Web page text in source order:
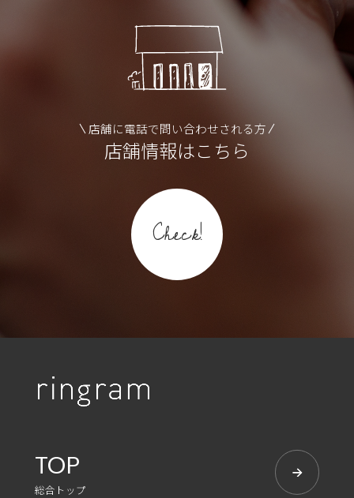
店舗に電話で問い合わせされる方
店舗情報はこちら
Check!
TOP
総合トップ